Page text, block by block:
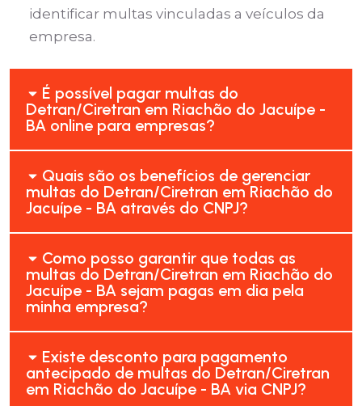
identificar multas vinculadas a veículos da
empresa.
É possível pagar multas do
Detran/Ciretran em Riachão do Jacuípe -
BA online para empresas?
Quais são os benefícios de gerenciar
multas do Detran/Ciretran em Riachão do
Jacuípe - BA através do CNPJ?
Como posso garantir que todas as
multas do Detran/Ciretran em Riachão do
Jacuípe - BA sejam pagas em dia pela
minha empresa?
Existe desconto para pagamento
antecipado de multas do Detran/Ciretran
em Riachão do Jacuípe - BA via CNPJ?